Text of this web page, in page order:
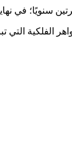
سنويًا؛ في
التي